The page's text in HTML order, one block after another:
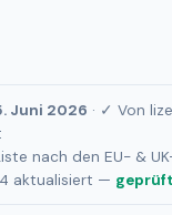
Juni 2026 · ✓ Von
nach den EU- &
aktualisiert —